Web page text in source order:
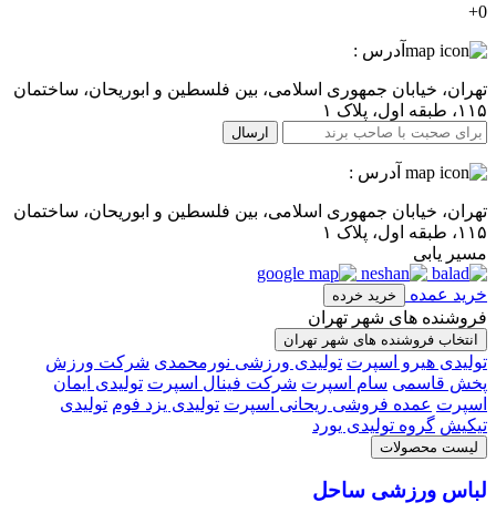
0+
آدرس :
تهران، خیابان جمهوری اسلامی، بین فلسطین و ابوریحان، ساختمان
۱۱۵، طبقه اول، پلاک ۱
ارسال
آدرس :
تهران، خیابان جمهوری اسلامی، بین فلسطین و ابوریحان، ساختمان
۱۱۵، طبقه اول، پلاک ۱
مسیر یابی
خرید عمده خرید خرده
فروشنده های شهر تهران
انتخاب فروشنده های شهر تهران
تولیدی هیرو اسپرت تولیدی ورزشی نورمحمدی شرکت ورزش
پخش قاسمی سام اسپرت شرکت فینال اسپرت تولیدی ایمان
اسپرت عمده فروشی ریحانی اسپرت تولیدی یزد فوم تولیدی
تیکیش گروه تولیدی یورد
لیست محصولات
لباس ورزشی ساحل